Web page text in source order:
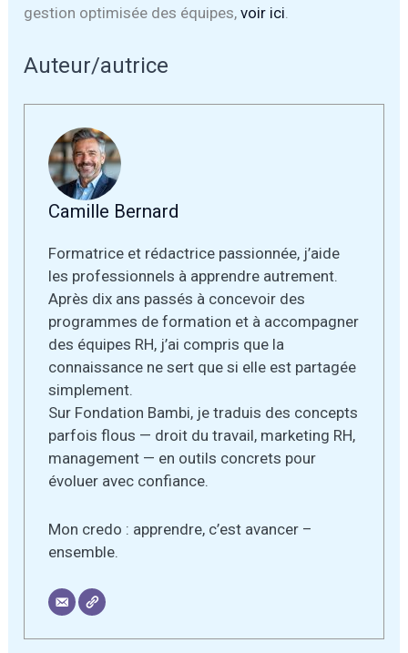
gestion optimisée des équipes,voir ici
Auteur/autrice
Camille Bernard
Formatrice et rédactrice passionnée, j’aide
les professionnels à apprendre autrement.
Après dix ans passés à concevoir des
programmes de formation et à accompagner
des équipes RH, j’ai compris que la
connaissance ne sert que si elle est partagée
simplement.
Sur Fondation Bambi, je traduis des concepts
parfois flous — droit du travail, marketing RH,
management — en outils concrets pour
évoluer avec confiance.
Mon credo : apprendre, c’est avancer –
ensemble.